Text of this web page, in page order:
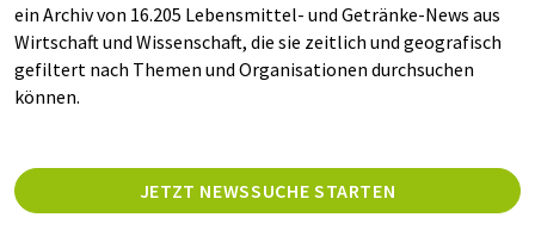
ein Archiv von 16.205 Lebensmittel- und Getränke-News aus
Wirtschaft und Wissenschaft, die sie zeitlich und geografisch
gefiltert nach Themen und Organisationen durchsuchen
können.
JETZT NEWSSUCHE STARTEN